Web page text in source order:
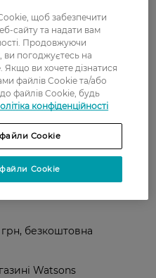
запах, швидко
шкірою. Великий
- 99 грн,
грн, безкоштовна
Watsons
щоб забезпечити
сайту та надати вам
Продовжуючи
ви погоджуєтесь на
ви хочете дізнатися
файлів Cookie та/або
файлів Cookie, будь
конфіденційності
Cookie
Cookie